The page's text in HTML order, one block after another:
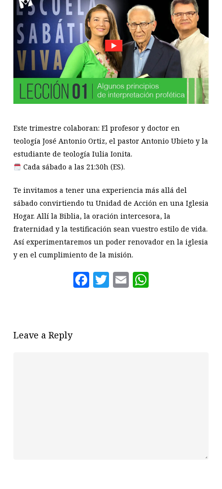
Este trimestre colaboran: El profesor y doctor en
teología José Antonio Ortiz, el pastor Antonio Ubieto y la
estudiante de teología Iulia Ionita.
Cada sábado a las 21:30h (ES).
Te invitamos a tener una experiencia más allá del
sábado convirtiendo tu Unidad de Acción en una Iglesia
Hogar. Allí la Biblia, la oración intercesora, la
fraternidad y la testificación sean vuestro estilo de vida.
Así experimentaremos un poder renovador en la iglesia
y en el cumplimiento de la misión.
Facebook
Twitter
Email
Leave a Reply